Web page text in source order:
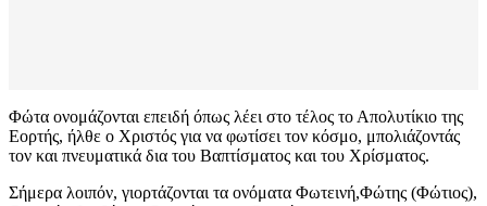
Φώτα ονομάζονται επειδή όπως λέει στο τέλος το Απολυτίκιο της
Εορτής, ήλθε ο Χριστός για να φωτίσει τον κόσμο, μπολιάζοντάς
τον και πνευματικά δια του Βαπτίσματος και του Χρίσματος.
Σήμερα λοιπόν, γιορτάζονται τα ονόματα Φωτεινή,Φώτης (Φώτιος),